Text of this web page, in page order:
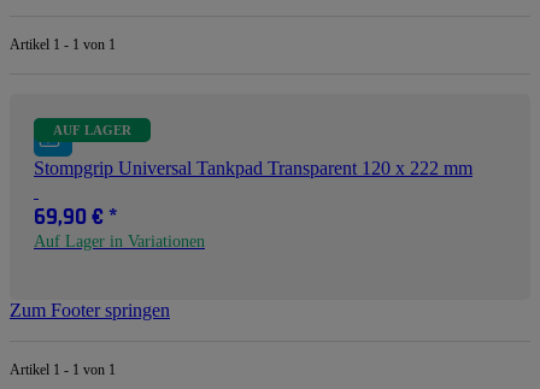
Artikel 1 - 1 von 1
AUF LAGER
Stompgrip Universal Tankpad Transparent 120 x 222 mm
69,90 € *
Auf Lager in Variationen
Zum Footer springen
Artikel 1 - 1 von 1